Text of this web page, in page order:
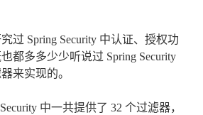
过 Spring Security 中认证、授权功
都多多少少听说过 Spring Security
来实现的。
中一共提供了 32 个过滤器，